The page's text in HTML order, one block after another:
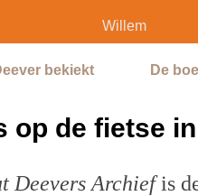
Willem
bekiekt De
op de fietse
Deevers Archiefis